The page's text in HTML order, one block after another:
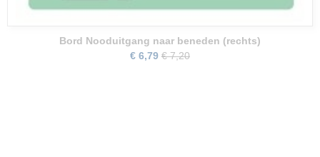
Bord Nooduitgang naar beneden (rechts)
€ 6,79 € 7,20